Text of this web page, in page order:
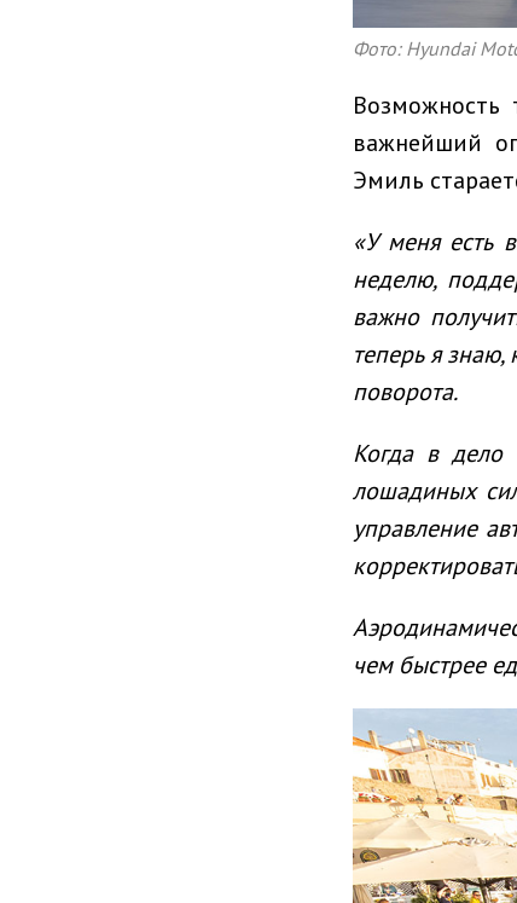
Фото: Hyundai
Возможность
важнейший
Эмиль
«У меня есть
неделю,
важно
теперь я знаю,
поворота.
Когда в дело
лошадиных
управление
чем быстрее